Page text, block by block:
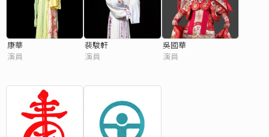
康華
演員
裴駿軒
演員
吳國華
演員